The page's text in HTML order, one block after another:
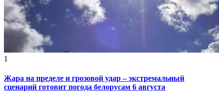
1
Жара на пределе и грозовой удар – экстремальный
сценарий готовит погода белорусам 6 августа